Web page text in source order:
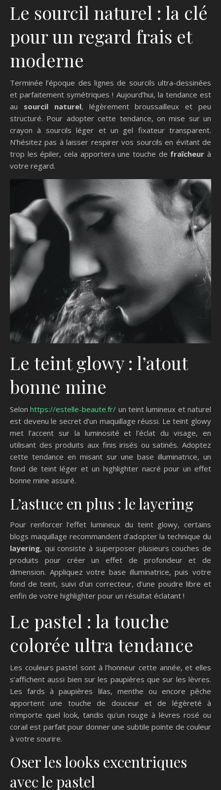
Le sourcil naturel : la clé
pour un regard frais et
moderne
Terminée l’époque des lignes de sourcils ultra-dessinées
et parfaitement symétriques ! Aujourd’hui, la tendance est
au sourcil naturel, légèrement broussailleux et peu
structuré. Pour adopter cette tendance, on mise sur un
crayon à sourcils léger et un gel fixateur transparent.
N’hésitez pas à laisser respirer vos sourcils en évitant de
trop les épiler, cela apportera une touche de fraîcheur à
votre regard.
Le teint glowy : l’atout
bonne mine
Selonhttps://estelle-beaute.fr/ un teint lumineux et naturel
est devenu le secret d’un maquillage réussi. Le teint glowy
met l’accent sur la luminosité et l’éclat du visage, en
utilisant des produits aux finis irisés ou satinés. Adoptez
cette tendance en misant sur une base illuminatrice, un
fond de teint léger et un highlighter nacré pour un effet
bonne mine assuré.
L’astuce en plus : le layering
Pour renforcer l’effet lumineux du teint glowy, certains
blogs maquillage recommandent d’adopter la technique du
layering, qui consiste à superposer plusieurs couches de
produits pour créer un effet de profondeur et de
dimension. Appliquez votre base illuminatrice, puis votre
fond de teint, suivi d’un correcteur, d’une poudre libre et
enfin de votre highlighter pour un résultat éclatant !
Le pastel : la touche
colorée ultra tendance
Les couleurs pastel sont à l’honneur cette année, et elles
s’affichent aussi bien sur les paupières que sur les lèvres.
Les fards à paupières lilas, menthe ou encore pêche
apportent une touche de douceur et de légèreté à
n’importe quel look, tandis qu’un rouge à lèvres rosé ou
corail est parfait pour donner une subtile pointe de couleur
à votre sourire.
Oser les looks excentriques
avec le pastel